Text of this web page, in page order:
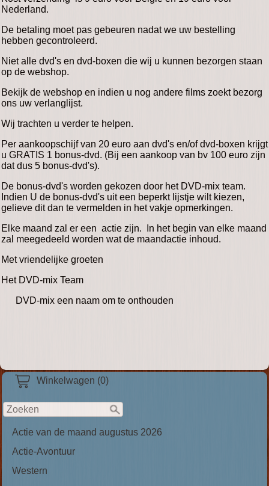
Winkelwagen (0)
Actie van de maand augustus 2026
Actie-Avontuur
Western
Nederland.
De betaling moet pas gebeuren nadat we uw bestelling
hebben gecontroleerd.
Niet alle dvd's en dvd-boxen die wij u kunnen bezorgen staan
op de webshop.
Bekijk de webshop en indien u nog andere films zoekt bezorg
ons uw verlanglijst.
Wij trachten u verder te helpen.
Per aankoopschijf van 20 euro aan dvd's en/of dvd-boxen krijgt
u GRATIS 1 bonus-dvd. (Bij een aankoop van bv 100 euro zijn
dat dus 5 bonus-dvd's).
De bonus-dvd's worden gekozen door het DVD-mix team.
Indien U de bonus-dvd's uit een beperkt lijstje wilt kiezen,
gelieve dit dan te vermelden in het vakje opmerkingen.
Elke maand zal er een actie zijn. In het begin van elke maand
zal meegedeeld worden wat de maandactie inhoud.
Met vriendelijke groeten
Het DVD-mix Team
DVD-mix een naam om te onthouden